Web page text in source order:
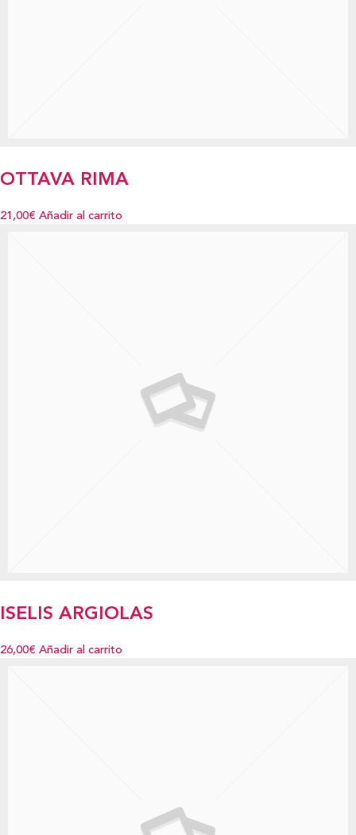
OTTAVA RIMA
21,00€ Añadir al carrito
ISELIS ARGIOLAS
26,00€ Añadir al carrito